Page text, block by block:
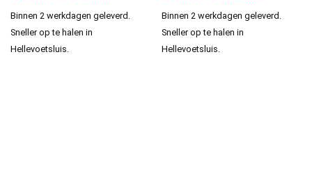
Binnen 2 werkdagen geleverd.
Sneller op te halen in
Hellevoetsluis.
Binnen 2 werkdagen geleverd.
Sneller op te halen in
Hellevoetsluis.